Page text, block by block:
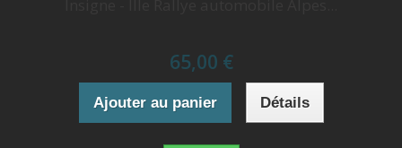
65,00 €
Ajouter au panier Détails